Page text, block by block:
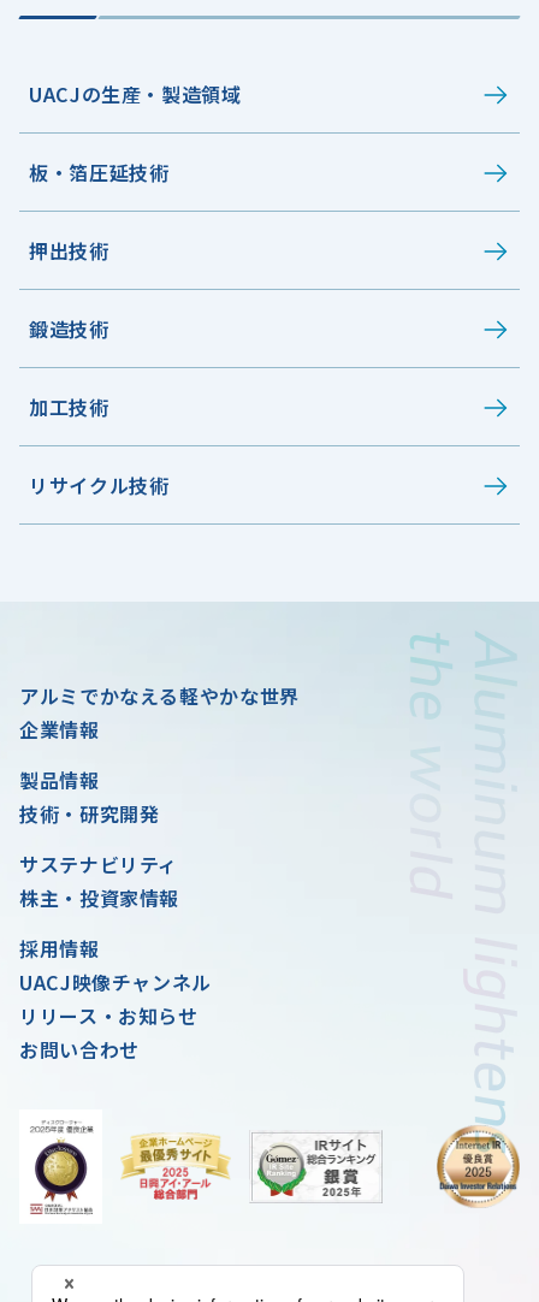
UACJの生産・製造領域
板・箔圧延技術
押出技術
鍛造技術
加工技術
リサイクル技術
アルミでかなえる軽やかな世界
企業情報
製品情報
技術・研究開発
サステナビリティ
株主・投資家情報
採用情報
UACJ映像チャンネル
リリース・お知らせ
お問い合わせ